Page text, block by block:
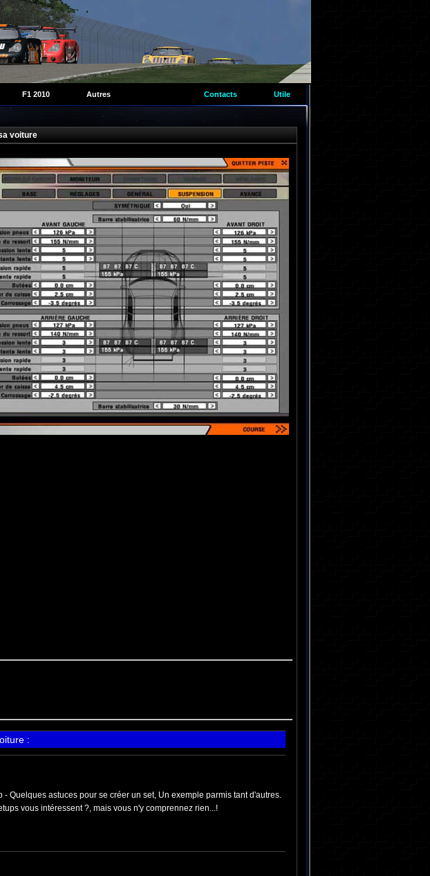
F1 2010 Autres Utile
Contacts
voiture
:
- Quelques astuces pour se créer un set, Un exemple parmis tant d'autres.
vous intéressent ?, mais vous n'y comprennez rien...!